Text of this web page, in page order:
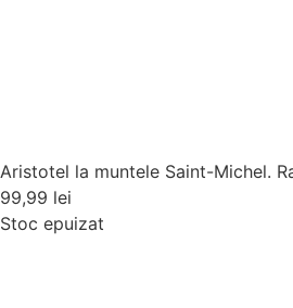
Aristotel la muntele Saint-Michel.
99,99 lei
Stoc epuizat